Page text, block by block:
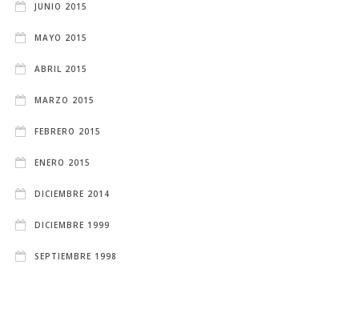
JUNIO 2015
MAYO 2015
ABRIL 2015
MARZO 2015
FEBRERO 2015
ENERO 2015
DICIEMBRE 2014
DICIEMBRE 1999
SEPTIEMBRE 1998